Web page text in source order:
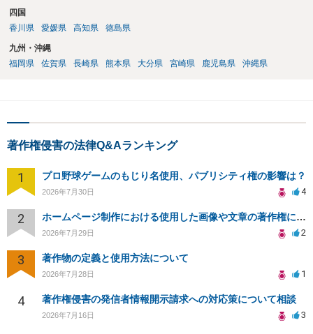
四国
香川県
愛媛県 高知県 徳島県
九州・沖縄
福岡県
佐賀県 長崎県 熊本県 大分県 宮崎県 鹿児島県 沖縄県
著作権侵害の法律Q&Aランキング
1 プロ野球ゲームのもじり名使用、パブリシティ権の影響は？
2026年7月30日 4
2 ホームページ制作における使用した画像や文章の著作権について
2026年7月29日 2
3 著作物の定義と使用方法について
2026年7月28日 1
4 著作権侵害の発信者情報開示請求への対応策について相談
2026年7月16日 3